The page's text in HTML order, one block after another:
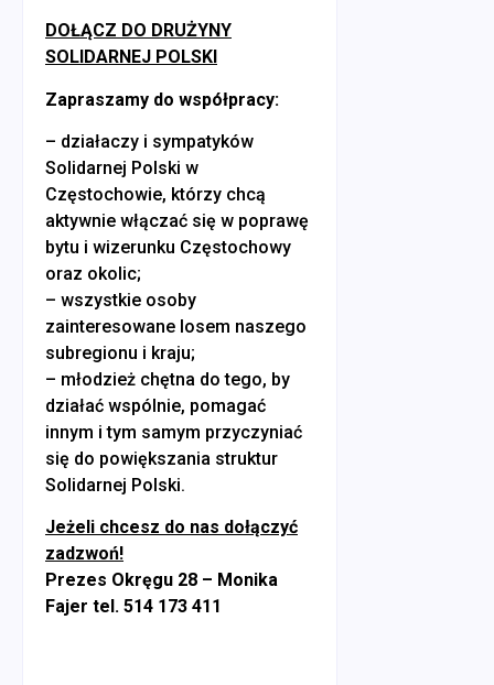
DOŁĄCZ DO DRUŻYNY
SOLIDARNEJ POLSKI
Zapraszamy do współpracy:
– działaczy i sympatyków
Solidarnej Polski w
Częstochowie, którzy chcą
aktywnie włączać się w poprawę
bytu i wizerunku Częstochowy
oraz okolic;
– wszystkie osoby
zainteresowane losem naszego
subregionu i kraju;
– młodzież chętna do tego, by
działać wspólnie, pomagać
innym i tym samym przyczyniać
się do powiększania struktur
Solidarnej Polski.
Jeżeli chcesz do nas dołączyć
zadzwoń!
Prezes Okręgu 28 – Monika
Fajer tel. 514 173 411